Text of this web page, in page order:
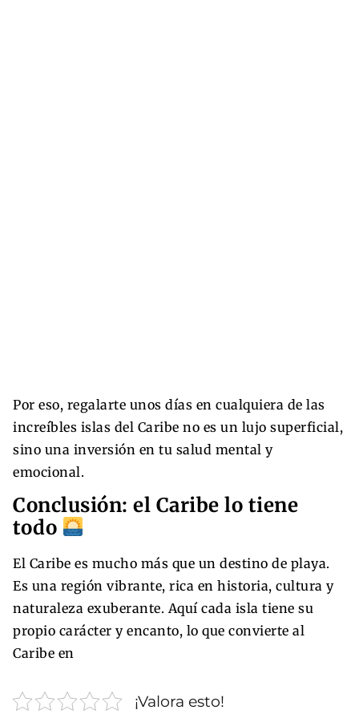
Por eso, regalarte unos días en cualquiera de las
increíbles islas del Caribe no es un lujo superficial,
sino una inversión en tu salud mental y
emocional.
Conclusión: el Caribe lo tiene
todo
El Caribe es mucho más que un destino de playa.
Es una región vibrante, rica en historia, cultura y
naturaleza exuberante. Aquí cada isla tiene su
propio carácter y encanto, lo que convierte al
Caribe en
¡Valora esto!